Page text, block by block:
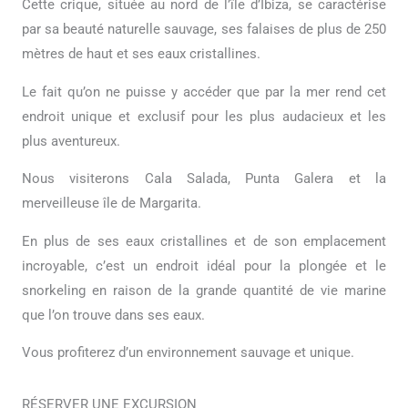
Cette crique, située au nord de l’île d’Ibiza, se caractérise
par sa beauté naturelle sauvage, ses falaises de plus de 250
mètres de haut et ses eaux cristallines.
Le fait qu’on ne puisse y accéder que par la mer rend cet
endroit unique et exclusif pour les plus audacieux et les
plus aventureux.
Nous visiterons Cala Salada, Punta Galera et la
merveilleuse île de Margarita.
En plus de ses eaux cristallines et de son emplacement
incroyable, c’est un endroit idéal pour la plongée et le
snorkeling en raison de la grande quantité de vie marine
que l’on trouve dans ses eaux.
Vous profiterez d’un environnement sauvage et unique.
RÉSERVER UNE EXCURSION